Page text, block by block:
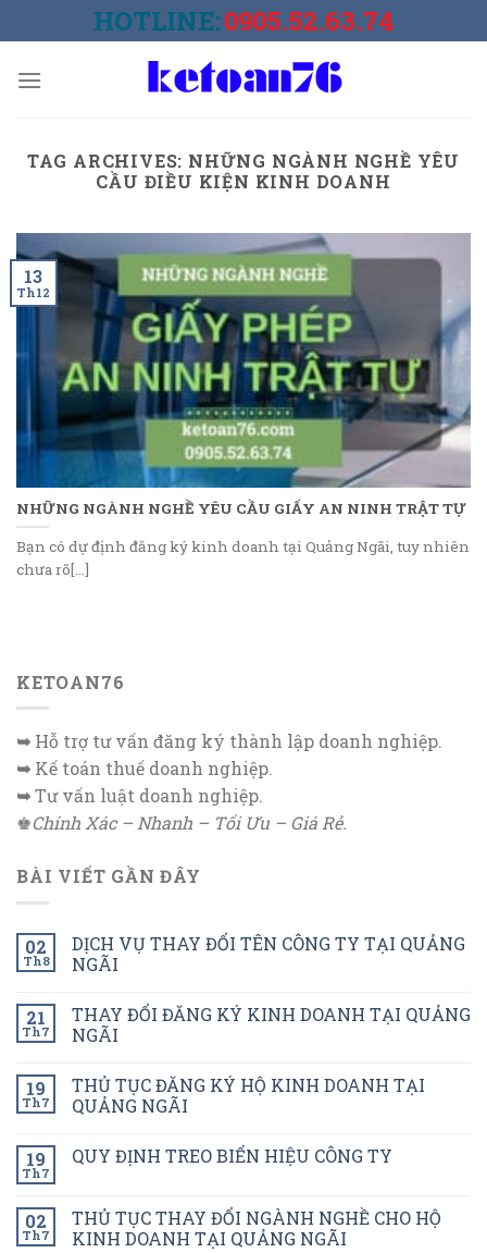
to
HOTLINE:0905.52.63.74
TAG ARCHIVES: NHỮNG NGÀNH NGHỀ YÊU
CẦU ĐIỀU KIỆN KINH DOANH
NHỮNG NGÀNH NGHỀ YÊU CẦU GIẤY AN NINH TRẬT TỰ
Bạn có dự định đăng ký kinh doanh tại Quảng Ngãi, tuy nhiên
chưa rõ[...]
13
Th12
KETOAN76
➥Hỗ trợ tư vấn đăng ký thành lập doanh nghiệp.
➥Kế toán thuế doanh nghiệp.
➥Tư vấn luật doanh nghiệp.
♚Chính Xác – Nhanh – Tối Ưu – Giá Rẻ.
BÀI VIẾT GẦN ĐÂY
02
Th8
DỊCH VỤ THAY ĐỔI TÊN CÔNG TY TẠI QUẢNG
NGÃI
21
Th7
THAY ĐỔI ĐĂNG KÝ KINH DOANH TẠI QUẢNG
NGÃI
19
Th7
THỦ TỤC ĐĂNG KÝ HỘ KINH DOANH TẠI
QUẢNG NGÃI
19
Th7
QUY ĐỊNH TREO BIỂN HIỆU CÔNG TY
02
Th7
THỦ TỤC THAY ĐỔI NGÀNH NGHỀ CHO HỘ
KINH DOANH TẠI QUẢNG NGÃI